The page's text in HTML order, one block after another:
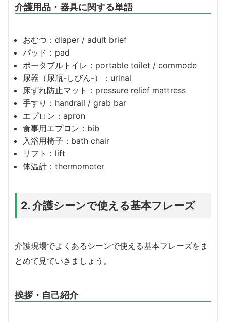
介護用品・器具に関する単語
おむつ：diaper / adult brief
パッド：pad
ポータブルトイレ：portable toilet / commode
尿器（尿瓶-しびん-）：urinal
床ずれ防止マット：pressure relief mattress
手すり：handrail / grab bar
エプロン：apron
食事用エプロン：bib
入浴用椅子：bath chair
リフト：lift
体温計：thermometer
2. 介護シーンで使える基本フレーズ
介護現場でよくあるシーンで使える基本フレーズをま
とめて見ていきましょう。
挨拶・自己紹介